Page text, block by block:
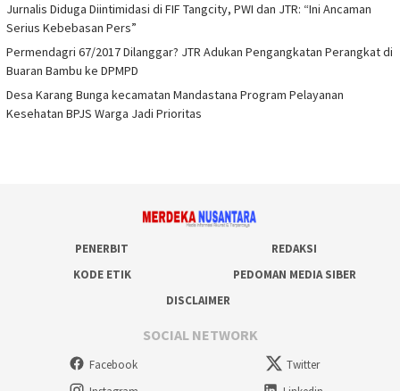
Jurnalis Diduga Diintimidasi di FIF Tangcity, PWI dan JTR: “Ini Ancaman
Serius Kebebasan Pers”
Permendagri 67/2017 Dilanggar? JTR Adukan Pengangkatan Perangkat di
Buaran Bambu ke DPMPD
Desa Karang Bunga kecamatan Mandastana Program Pelayanan
Kesehatan BPJS Warga Jadi Prioritas
PENERBIT
REDAKSI
KODE ETIK
PEDOMAN MEDIA SIBER
DISCLAIMER
SOCIAL NETWORK
Facebook
Twitter